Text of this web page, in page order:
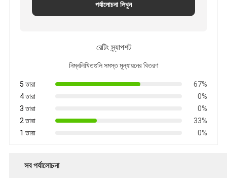
পর্যালোচনা লিখুন
রেটিং স্ন্যাপশট
নিম্নলিখিতগুলি সমস্ত মূল্যায়নের বিতরণ
5 তারা
67%
4 তারা
0%
3 তারা
0%
2 তারা
33%
1 তারা
0%
সব পর্যালোচনা